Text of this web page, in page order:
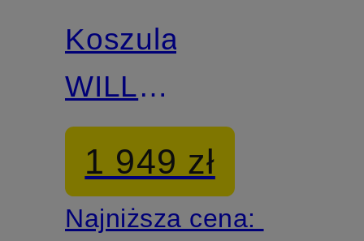
Koszula
WILLIAM
Regular
Fit1 949 zł
Najniższa cena: